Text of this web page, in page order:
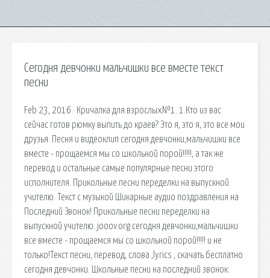
Сегодня девчонки мальчишки все вместе текст
песни
Feb 23, 2016 · Кричалка для взрослых№1. 1.Кто из вас
сейчас готов рюмку выпить до краев? Это я, это я, это все мои
друзья. Песня и видеоклип сегодня девчонки,мальчишки все
вместе - прощаемся мы со школьной порой!!!!!, а так же
перевод и остальные самые популярные песни этого
исполнителя. Прикольные песни переделки на выпускной
учителю. Текст с музыкой Шикарные аудио поздравления на
Последний Звонок! Прикольные песни переделки на
выпускной учителю. jooov.org сегодня девчонки,мальчишки
все вместе - прощаемся мы со школьной порой!!!!! и не
только!Текст песни, перевод, слова ,lyrics , скачать бесплатно
сегодня девчонки. Школьные песни на последний звонок: